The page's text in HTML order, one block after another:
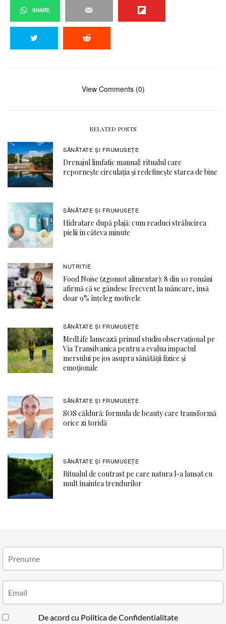
SHARE
View Comments (0)
RELATED POSTS
SĂNĂTATE ŞI FRUMUSEȚE
Drenajul limfatic manual: ritualul care
repornește circulația și redefinește starea de bine
SĂNĂTATE ŞI FRUMUSEȚE
Hidratare după plajă: cum readuci strălucirea
pielii în câteva minute
NUTRITIE
Food Noise (zgomot alimentar): 8 din 10 români
afirmă că se gândesc frecvent la mâncare, însă
doar 9% înțeleg motivele
SĂNĂTATE ŞI FRUMUSEȚE
MedLife lansează primul studiu observațional pe
Via Transilvanica pentru a evalua impactul
mersului pe jos asupra sănătății fizice și
emoționale
SĂNĂTATE ŞI FRUMUSEȚE
SOS căldură: formula de beauty care transformă
orice zi toridă
SĂNĂTATE ŞI FRUMUSEȚE
Ritualul de contrast pe care natura l-a lansat cu
mult înaintea trendurilor